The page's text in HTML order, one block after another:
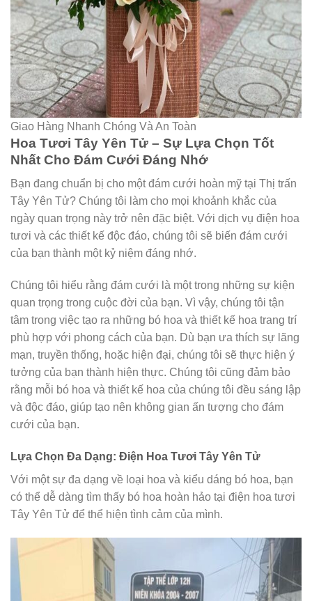
Giao Hàng Nhanh Chóng Và An Toàn
Hoa Tươi Tây Yên Tử – Sự Lựa Chọn Tốt
Nhất Cho Đám Cưới Đáng Nhớ
Bạn đang chuẩn bị cho một đám cưới hoàn mỹ tại Thị trấn
Tây Yên Tử? Chúng tôi làm cho mọi khoảnh khắc của
ngày quan trọng này trở nên đặc biệt. Với dịch vụ điện hoa
tươi và các thiết kế độc đáo, chúng tôi sẽ biến đám cưới
của bạn thành một kỷ niệm đáng nhớ.
Chúng tôi hiểu rằng đám cưới là một trong những sự kiện
quan trọng trong cuộc đời của bạn. Vì vậy, chúng tôi tận
tâm trong việc tạo ra những bó hoa và thiết kế hoa trang trí
phù hợp với phong cách của bạn. Dù bạn ưa thích sự lãng
mạn, truyền thống, hoặc hiện đại, chúng tôi sẽ thực hiện ý
tưởng của bạn thành hiện thực. Chúng tôi cũng đảm bảo
rằng mỗi bó hoa và thiết kế hoa của chúng tôi đều sáng lập
và độc đáo, giúp tạo nên không gian ấn tượng cho đám
cưới của bạn.
Lựa Chọn Đa Dạng: Điện Hoa Tươi Tây Yên Tử
Với một sự đa dạng về loại hoa và kiểu dáng bó hoa, bạn
có thể dễ dàng tìm thấy bó hoa hoàn hảo tại điện hoa tươi
Tây Yên Tử để thể hiện tình cảm của mình.